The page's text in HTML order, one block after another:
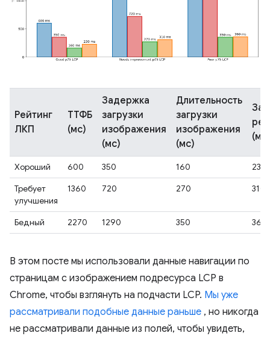
Рейтинг
ЛКП
ТТФБ
(мс)
Задержка
загрузки
изображения
(мс)
Длительность
загрузки
изображения
(мс)
(мс)
Хороший 600 350 160
230
Требует
улучшения
1360 720 270 310
Бедный 2270 1290 350 360
В этом посте мы использовали данные навигации по
страницам с изображением подресурса LCP в
Chrome, чтобы взглянуть на подчасти LCP. Мы уже
рассматривали подобные данные раньше , но никогда
не рассматривали данные из полей, чтобы увидеть,